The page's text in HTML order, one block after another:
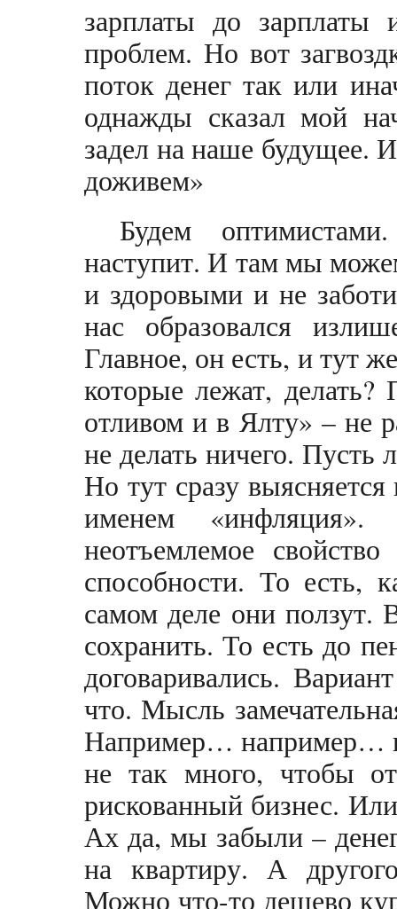
зарплаты до
проблем. Но вот
поток денег так или
однажды сказал мой
задел на наше будущее.
доживем»
Будем
наступит. И там мы
и здоровыми и не
нас образовался
Главное, он есть, и тут
которые лежат,
отливом и в Ялту» – не
не делать ничего. Пусть
Но тут сразу
именем «инфляция».
неотъемлемое
способности. То есть,
самом деле они ползут.
сохранить. То есть до
договаривались.
что. Мысль
Например… например…
не так много, чтобы
рискованный бизнес.
Ах да, мы забыли –
на квартиру. А
Можно что-то дешево